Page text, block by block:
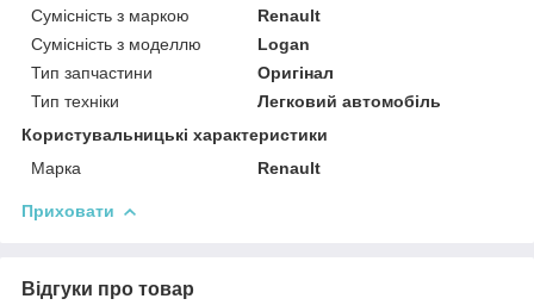
Сумісність з маркою
Renault
Сумісність з моделлю
Logan
Тип запчастини
Оригінал
Тип техніки
Легковий автомобіль
Користувальницькі характеристики
Марка
Renault
Приховати
Відгуки про товар